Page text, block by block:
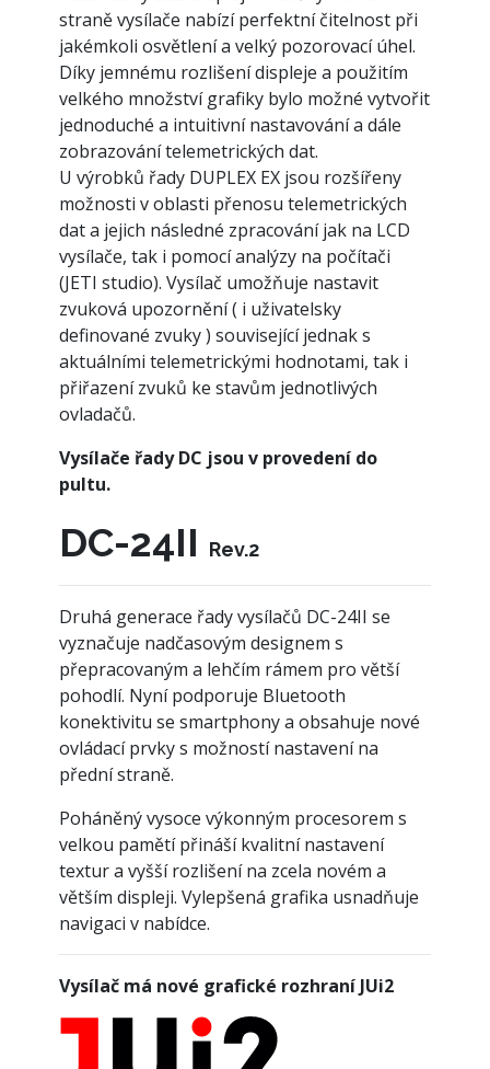
straně vysílače nabízí perfektní čitelnost při
jakémkoli osvětlení a velký pozorovací úhel.
Díky jemnému rozlišení displeje a použitím
velkého množství grafiky bylo možné vytvořit
jednoduché a intuitivní nastavování a dále
zobrazování telemetrických dat.
U výrobků řady DUPLEX EX jsou rozšířeny
možnosti v oblasti přenosu telemetrických
dat a jejich následné zpracování jak na LCD
vysílače, tak i pomocí analýzy na počítači
(JETI studio). Vysílač umožňuje nastavit
zvuková upozornění ( i uživatelsky
definované zvuky ) související jednak s
aktuálními telemetrickými hodnotami, tak i
přiřazení zvuků ke stavům jednotlivých
ovladačů.
Vysílače řady DC jsou v provedení do
pultu.
DC-24II Rev.2
Druhá generace řady vysílačů DC-24II se
vyznačuje nadčasovým designem s
přepracovaným a lehčím rámem pro větší
pohodlí. Nyní podporuje Bluetooth
konektivitu se smartphony a obsahuje nové
ovládací prvky s možností nastavení na
přední straně.
Poháněný vysoce výkonným procesorem s
velkou pamětí přináší kvalitní nastavení
textur a vyšší rozlišení na zcela novém a
větším displeji. Vylepšená grafika usnadňuje
navigaci v nabídce.
Vysílač má nové grafické rozhraní JUi2